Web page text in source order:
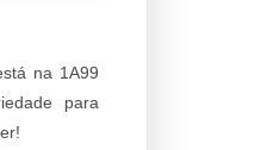
na 1A99
para